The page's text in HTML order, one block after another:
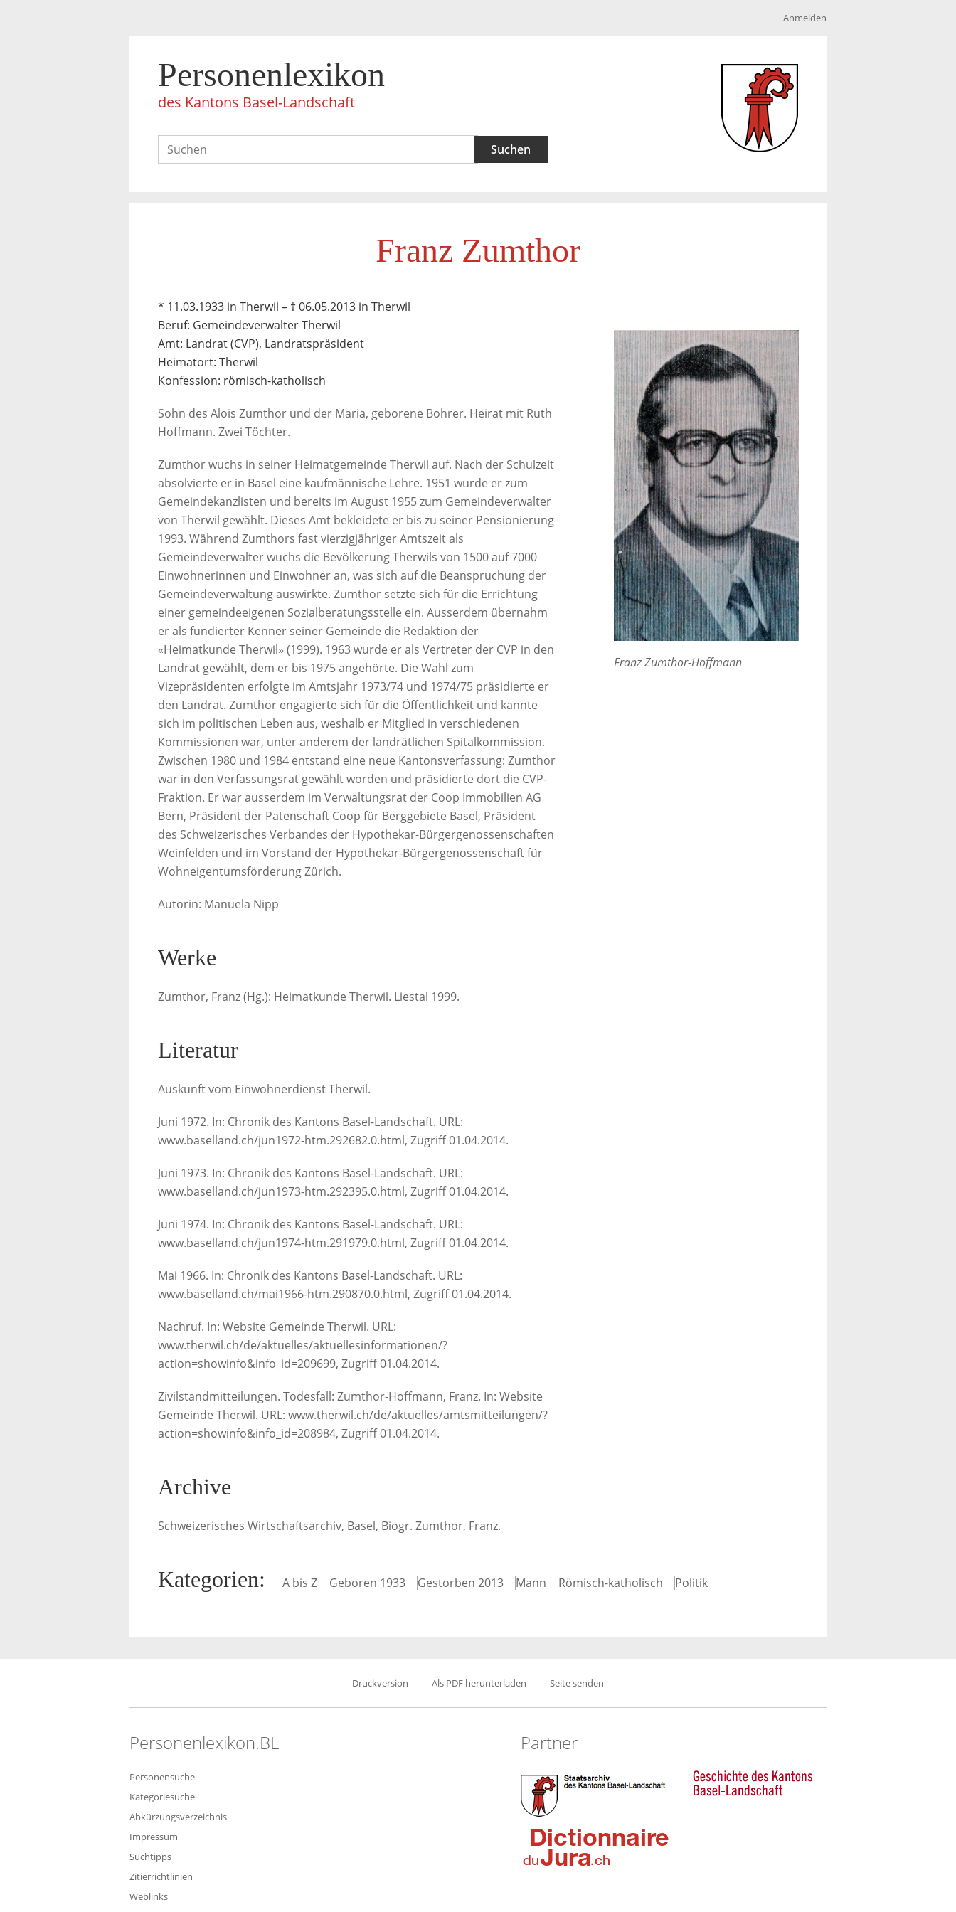
Anmelden
Personenlexikon
des Kantons Basel-Landschaft
Franz Zumthor
* 11.03.1933 in Therwil – † 06.05.2013 in Therwil
Beruf: Gemeindeverwalter Therwil
Amt: Landrat (CVP), Landratspräsident
Heimatort: Therwil
Konfession: römisch-katholisch
Franz Zumthor-Hoffmann
Sohn des Alois Zumthor und der Maria, geborene Bohrer. Heirat mit Ruth
Hoffmann. Zwei Töchter.
Zumthor wuchs in seiner Heimatgemeinde Therwil auf. Nach der Schulzeit
absolvierte er in Basel eine kaufmännische Lehre. 1951 wurde er zum
Gemeindekanzlisten und bereits im August 1955 zum Gemeindeverwalter
von Therwil gewählt. Dieses Amt bekleidete er bis zu seiner Pensionierung
1993. Während Zumthors fast vierzigjähriger Amtszeit als
Gemeindeverwalter wuchs die Bevölkerung Therwils von 1500 auf 7000
Einwohnerinnen und Einwohner an, was sich auf die Beanspruchung der
Gemeindeverwaltung auswirkte. Zumthor setzte sich für die Errichtung
einer gemeindeeigenen Sozialberatungsstelle ein. Ausserdem übernahm
er als fundierter Kenner seiner Gemeinde die Redaktion der
«Heimatkunde Therwil» (1999). 1963 wurde er als Vertreter der CVP in den
Landrat gewählt, dem er bis 1975 angehörte. Die Wahl zum
Vizepräsidenten erfolgte im Amtsjahr 1973/74 und 1974/75 präsidierte er
den Landrat. Zumthor engagierte sich für die Öffentlichkeit und kannte
sich im politischen Leben aus, weshalb er Mitglied in verschiedenen
Kommissionen war, unter anderem der landrätlichen Spitalkommission.
Zwischen 1980 und 1984 entstand eine neue Kantonsverfassung: Zumthor
war in den Verfassungsrat gewählt worden und präsidierte dort die CVP-
Fraktion. Er war ausserdem im Verwaltungsrat der Coop Immobilien AG
Bern, Präsident der Patenschaft Coop für Berggebiete Basel, Präsident
des Schweizerisches Verbandes der Hypothekar-Bürgergenossenschaften
Weinfelden und im Vorstand der Hypothekar-Bürgergenossenschaft für
Wohneigentumsförderung Zürich.
Autorin: Manuela Nipp
Werke
Zumthor, Franz (Hg.): Heimatkunde Therwil. Liestal 1999.
Literatur
Auskunft vom Einwohnerdienst Therwil.
Juni 1972. In: Chronik des Kantons Basel-Landschaft. URL:
www.baselland.ch/jun1972-htm.292682.0.html, Zugriff 01.04.2014.
Juni 1973. In: Chronik des Kantons Basel-Landschaft. URL:
www.baselland.ch/jun1973-htm.292395.0.html, Zugriff 01.04.2014.
Juni 1974. In: Chronik des Kantons Basel-Landschaft. URL:
www.baselland.ch/jun1974-htm.291979.0.html, Zugriff 01.04.2014.
Mai 1966. In: Chronik des Kantons Basel-Landschaft. URL:
www.baselland.ch/mai1966-htm.290870.0.html, Zugriff 01.04.2014.
Nachruf. In: Website Gemeinde Therwil. URL:
www.therwil.ch/de/aktuelles/aktuellesinformationen/?
action=showinfo&info_id=209699, Zugriff 01.04.2014.
Zivilstandmitteilungen. Todesfall: Zumthor-Hoffmann, Franz. In: Website
Gemeinde Therwil. URL: www.therwil.ch/de/aktuelles/amtsmitteilungen/?
action=showinfo&info_id=208984‎, Zugriff 01.04.2014.
Archive
Schweizerisches Wirtschaftsarchiv, Basel, Biogr. Zumthor, Franz.
Kategorien: A bis Z Geboren 1933 Gestorben 2013 Mann Römisch-katholisch Politik
Druckversion Als PDF herunterladen Seite senden
Personenlexikon.BL
Personensuche
Kategoriesuche
Abkürzungsverzeichnis
Impressum
Suchtipps
Zitierrichtlinien
Weblinks
Partner